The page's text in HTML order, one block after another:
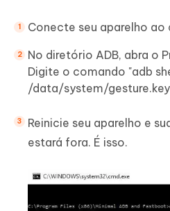
Conecte seu aparelho
No diretório ADB, abra o
Digite o comando "adb
/data/system/
Reinicie seu aparelho e
estará fora. É isso.